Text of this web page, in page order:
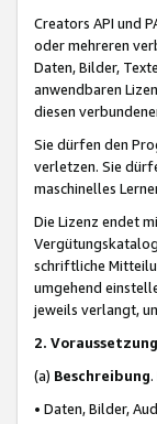
Creators API und
oder mehreren
Daten, Bilder,
anwendbaren
diesen
Sie dürfen den
verletzen. Sie
maschinelles
Die Lizenz endet
schriftliche
umgehend
jeweils verlangt,
2.
(a) Beschreibung
• Daten, Bilder,